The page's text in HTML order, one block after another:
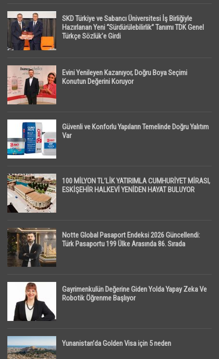
SKD Türkiye ve Sabancı Üniversitesi İş Birliğiyle
Hazırlanan Yeni “Sürdürülebilirlik” Tanımı TDK Genel
Türkçe Sözlük’e Girdi
Evini Yenileyen Kazanıyor, Doğru Boya Seçimi
Konutun Değerini Koruyor
Güvenli ve Konforlu Yapıların Temelinde Doğru Yalıtım
Var
100 MİLYON TL’LİK YATIRIMLA CUMHURİYET MİRASI,
ESKİŞEHİR HALKEVİ YENİDEN HAYAT BULUYOR
Notte Global Pasaport Endeksi 2026 Güncellendi:
Türk Pasaportu 199 Ülke Arasında 86. Sırada
Gayrimenkulün Değerine Giden Yolda Yapay Zeka Ve
Robotik Öğrenme Başlıyor
Yunanistan’da Golden Visa için 5 neden